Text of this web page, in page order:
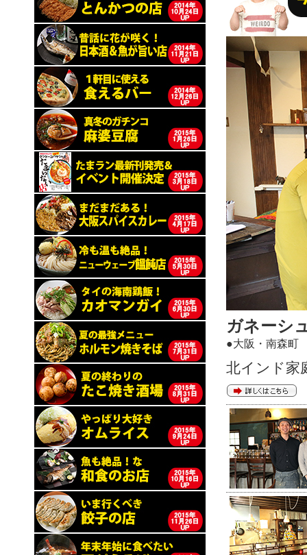
ガネーシ
●大阪・南森町
北インド家